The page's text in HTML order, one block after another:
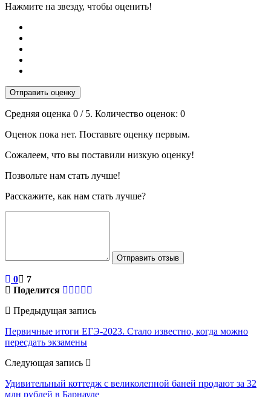
Нажмите на звезду, чтобы оценить!
Отправить оценку
Средняя оценка 0 / 5. Количество оценок: 0
Оценок пока нет. Поставьте оценку первым.
Сожалеем, что вы поставили низкую оценку!
Позвольте нам стать лучше!
Расскажите, как нам стать лучше?
Отправить отзыв
0
7
Поделится
Предыдущая запись
Первичные итоги ЕГЭ-2023. Стало известно, когда можно
пересдать экзамены
Следующая запись
Удивительный коттедж с великолепной баней продают за 32
млн рублей в Барнауле